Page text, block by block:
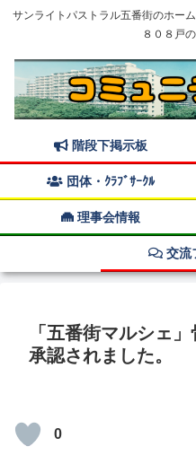
サンライトパストラル五番街のホー
８０８戸
階段下掲示板
団体・ｸﾗﾌﾞｻｰｸﾙ
理事会情報
交流
「五番街マルシェ
承認されました。
0